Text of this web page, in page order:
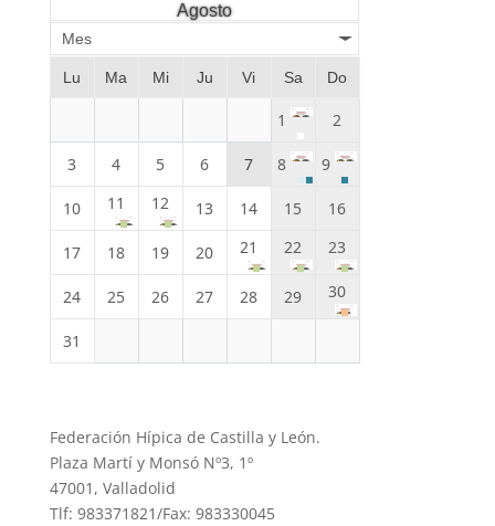
Agosto
Mes
Lu Ma Mi Ju Vi Sa Do
1 2
3 4 5 6 7 8 9
10 11 12 13 14 15 16
17 18 19 20 21 22 23
24 25 26 27 28 29 30
31
Federación Hípica de Castilla y León.
Plaza Martí y Monsó Nº3, 1º
47001, Valladolid
Tlf: 983371821/Fax: 983330045